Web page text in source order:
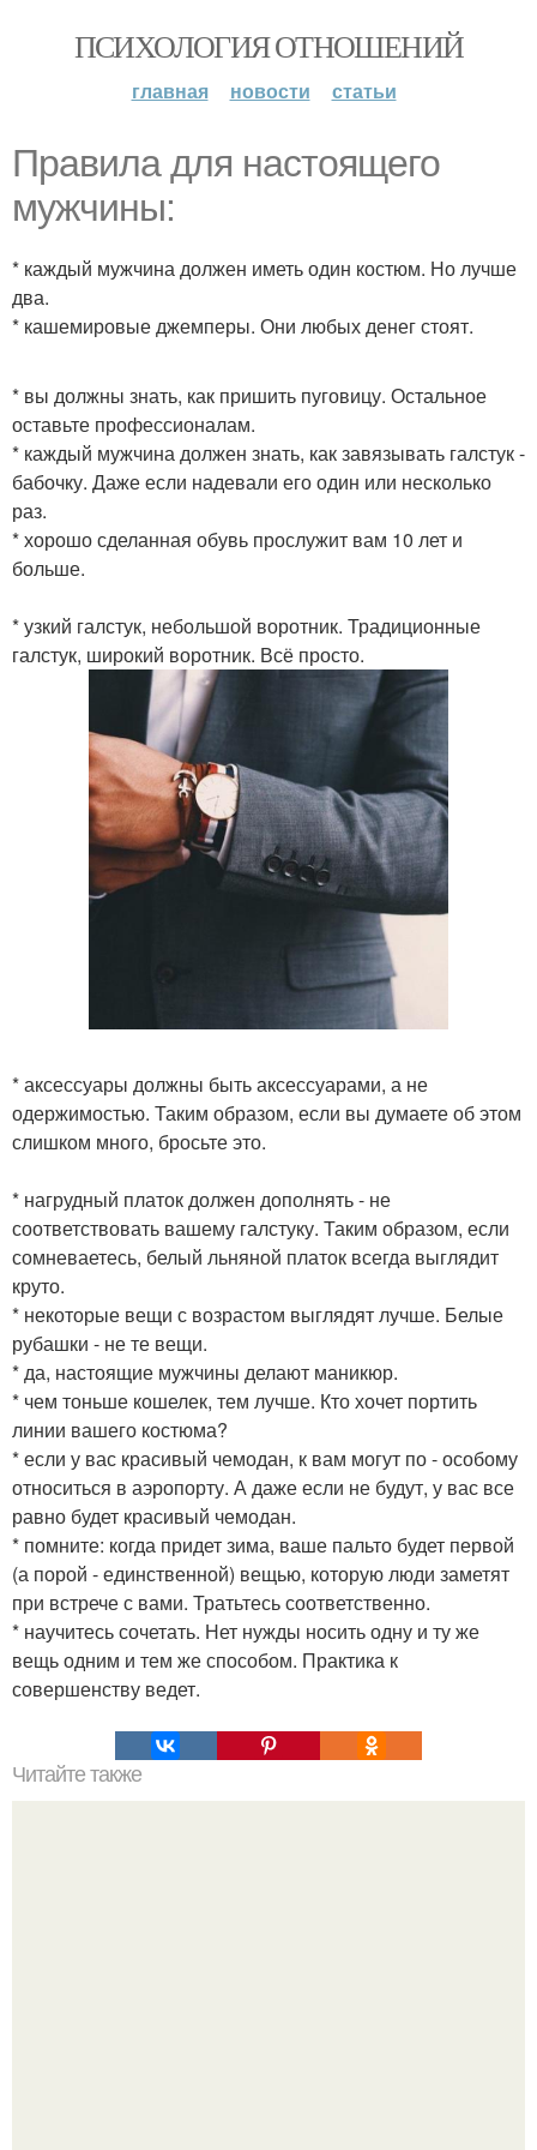
ПСИХОЛОГИЯ ОТНОШЕНИЙ
главная новости статьи
Правила для настоящего
мужчины:
* каждый мужчина должен иметь один костюм. Но лучше
два.
* кашемировые джемперы. Они любых денег стоят.
* вы должны знать, как пришить пуговицу. Остальное
оставьте профессионалам.
* каждый мужчина должен знать, как завязывать галстук -
бабочку. Даже если надевали его один или несколько
раз.
* хорошо сделанная обувь прослужит вам 10 лет и
больше.
* узкий галстук, небольшой воротник. Традиционные
галстук, широкий воротник. Всё просто.
* аксессуары должны быть аксессуарами, а не
одержимостью. Таким образом, если вы думаете об этом
слишком много, бросьте это.
* нагрудный платок должен дополнять - не
соответствовать вашему галстуку. Таким образом, если
сомневаетесь, белый льняной платок всегда выглядит
круто.
* некоторые вещи с возрастом выглядят лучше. Белые
рубашки - не те вещи.
* да, настоящие мужчины делают маникюр.
* чем тоньше кошелек, тем лучше. Кто хочет портить
линии вашего костюма?
* если у вас красивый чемодан, к вам могут по - особому
относиться в аэропорту. А даже если не будут, у вас все
равно будет красивый чемодан.
* помните: когда придет зима, ваше пальто будет первой
(а порой - единственной) вещью, которую люди заметят
при встрече с вами. Тратьтесь соответственно.
* научитесь сочетать. Нет нужды носить одну и ту же
вещь одним и тем же способом. Практика к
совершенству ведет.
Читайте также